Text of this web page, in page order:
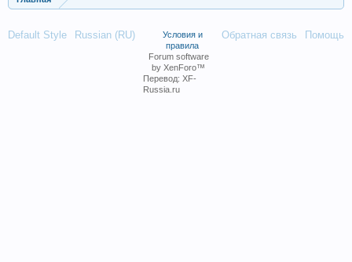
Default Style Russian (RU) Обратная связь Помощь
Условия и
правила
Forum software
by XenForo™
Перевод: XF-
Russia.ru